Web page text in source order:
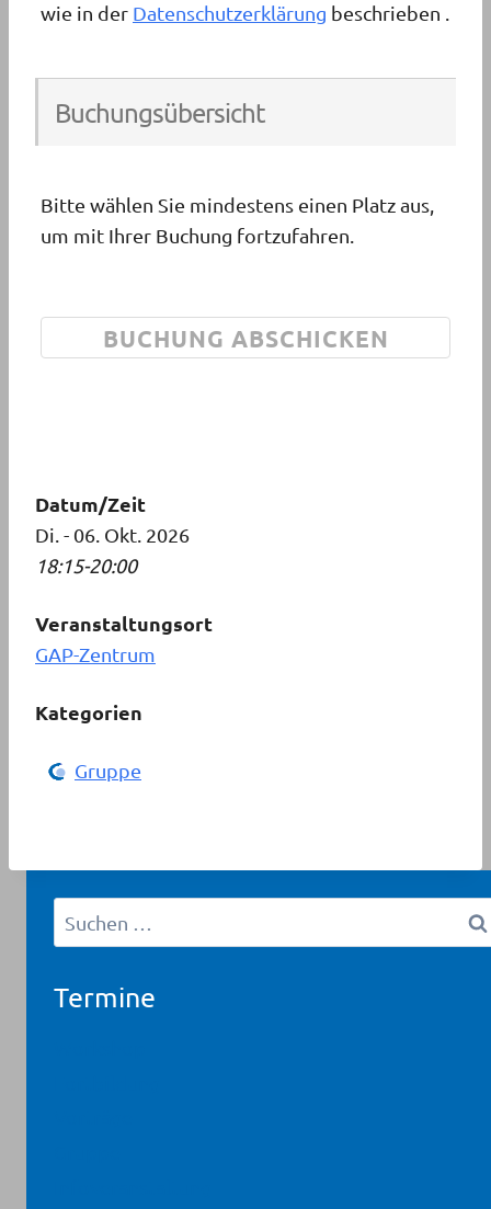
wie in der Datenschutzerklärung beschrieben .
Buchungsübersicht
Bitte wählen Sie mindestens einen Platz aus,
um mit Ihrer Buchung fortzufahren.
Datum/Zeit
Di. - 06. Okt. 2026
18:15-20:00
Veranstaltungsort
GAP-Zentrum
Kategorien
Gruppe
Suchen
nach:
Termine